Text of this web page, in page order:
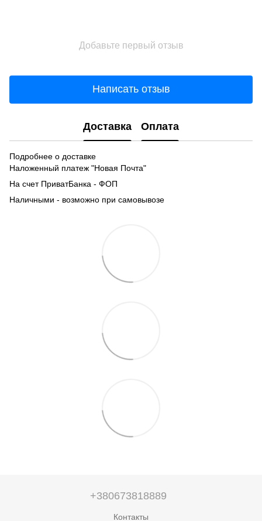
Добавьте первый отзыв
Написать отзыв
Доставка Оплата
Подробнее о доставке
Наложенный платеж "Новая Почта"
На счет ПриватБанка - ФОП
Наличными - возможно при самовывозе
+380673818889
Контакты